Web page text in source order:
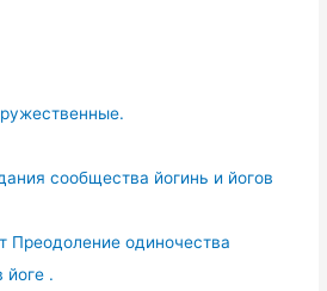
сообщества йогинь и йогов
Преодоление одиночества
.